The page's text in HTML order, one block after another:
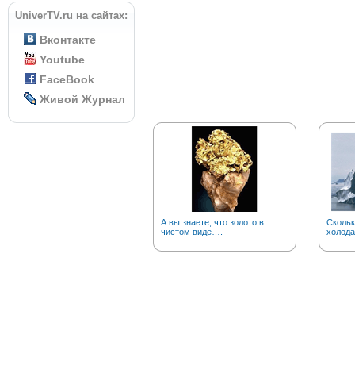
UniverTV.ru на сайтах:
Вконтакте
Youtube
FaceBook
Живой Журнал
А вы знаете, что золото в
чистом виде….